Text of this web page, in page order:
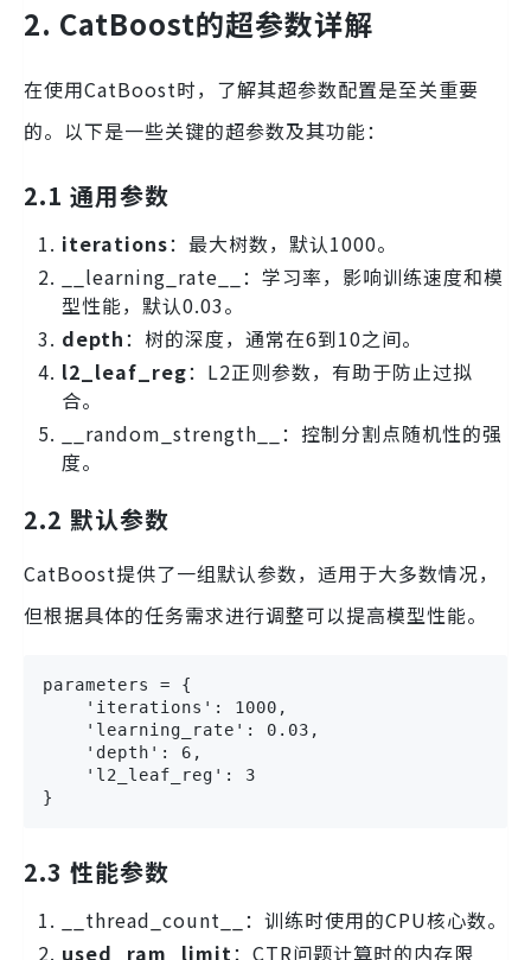
2. CatBoost的超参数详解
在使用CatBoost时，了解其超参数配置是至关重要
的。以下是一些关键的超参数及其功能：
2.1 通用参数
iterations：最大树数，默认1000。
__learning_rate__：学习率，影响训练速度和模
型性能，默认0.03。
depth：树的深度，通常在6到10之间。
l2_leaf_reg：L2正则参数，有助于防止过拟
合。
__random_strength__：控制分割点随机性的强
度。
2.2 默认参数
CatBoost提供了一组默认参数，适用于大多数情况，
但根据具体的任务需求进行调整可以提高模型性能。
parameters = {
    'iterations': 1000,
    'learning_rate': 0.03,
    'depth': 6,
    'l2_leaf_reg': 3
}
2.3 性能参数
__thread_count__：训练时使用的CPU核心数。
used_ram_limit：CTR问题计算时的内存限